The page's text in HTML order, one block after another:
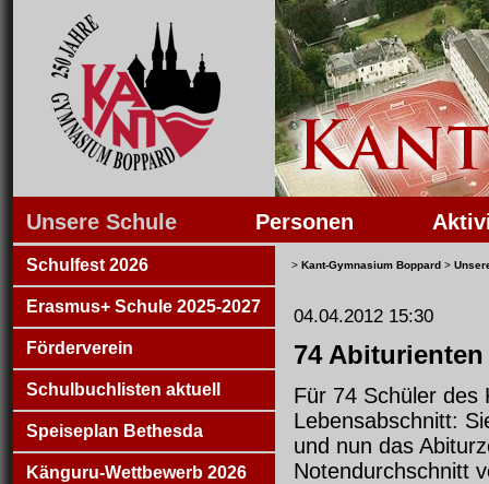
Unsere Schule Personen
Schulfest 2026
Erasmus+ Schule 2025-2027
Förderverein
Schulbuchlisten aktuell
Speiseplan Bethesda
Känguru-Wettbewerb 2026
> Kant-Gymnasium Boppard >
04.04.2012 15:30
74
Für 74 Schüler des
Lebensabschnitt:
und nun das
Notendurchschnitt